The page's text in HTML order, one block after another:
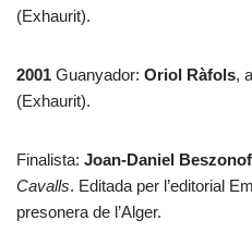
(Exhaurit).
2001 Guanyador: Oriol Ràfols,
(Exhaurit).
Finalista: Joan-Daniel
Cavalls. Editada per l’editorial
presonera de l’Alger.